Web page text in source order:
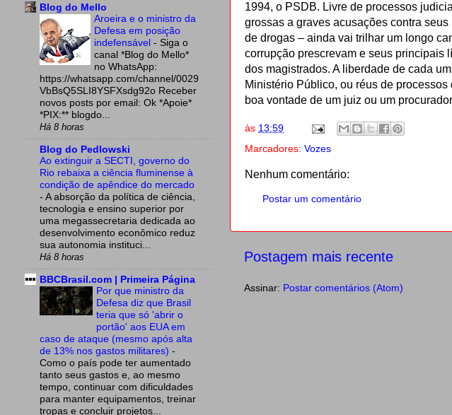
1994, o PSDB. Livre de processos
grossas a graves acusações contra
de drogas – ainda vai trilhar um longo
corrupção prescrevam e seus principais
dos magistrados. A liberdade de cada
Ministério Público, ou réus de
boa vontade de um juiz ou um
às 13:59
Marcadores: Vozes
Nenhum comentário:
Postar um comentário
Postagem mais recente
Assinar: Postar comentários (Atom)
Blog do Mello
Aroeira e o ministro da
Defesa em posição
indefensável - Siga o
canal *Blog do Mello*
no WhatsApp:
https://whatsapp.com/channel/0029
VbBsQ5SLI8YSFXsdg92o Receber
novos posts por email: Ok *Apoie*
*PIX:** blogdo...
Há 8 horas
Blog do Pedlowski
Ao extinguir a SECTI, governo do
Rio rebaixa a ciência fluminense à
condição de apêndice do mercado
- A absorção da política de ciência,
tecnologia e ensino superior por
uma megassecretaria dedicada ao
desenvolvimento econômico reduz
sua autonomia instituci...
Há 8 horas
BBCBrasil.com | Primeira Página
Por que ministro da
Defesa diz que Brasil
teria que só 'abrir o
portão' aos EUA em
caso de ataque (mesmo após alta
de 13% nos gastos militares) -
Como o país pode ter aumentado
tanto seus gastos e, ao mesmo
tempo, continuar com dificuldades
para manter equipamentos, treinar
tropas e concluir projetos...